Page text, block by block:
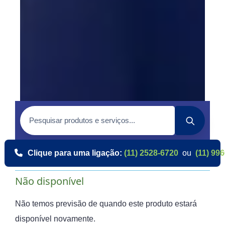
Clique para uma ligação: (11) 2528-6720 ou (11)
Não disponível
Não temos previsão de quando este produto estará
disponível novamente.